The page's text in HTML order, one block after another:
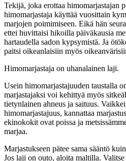
Tekijä, joka erottaa himomarjastajan
himomarjastaja käyttää vuosittain
marjojen poimimiseen. Eikä hän
ettei huvittaisi hikoilla päiväkausia
hartaudella sadon kypsymistä. Ja
paitsi oikeanlaisiin myös
Himomarjastaja on uhanalainen laji.
Usein himomarjastajuuden taustalla
marjastajaksi voi kehittyä myös
tietynlainen ahneus ja saituus.
himomarjastajuus, kannattaa
ekinokokit ovat poissa ja
marjaa.
Marjastukseen pätee sama sääntö
Jos laji on outo, aloita maltilla.